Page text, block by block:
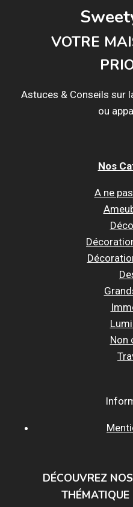
VOTRE
Astuces & Conseils sur
ou
Nos
A ne
Non
DÉCOUVREZ